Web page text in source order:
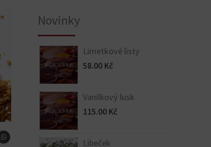
Novinky
Limetkové listy
58.00 Kč
Vanilkový lusk
115.00 Kč
Libeček